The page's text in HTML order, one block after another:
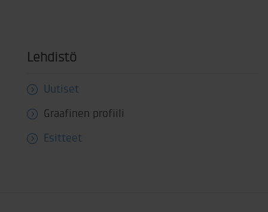
Lehdistö
Uutiset
Graafinen profiili
Esitteet